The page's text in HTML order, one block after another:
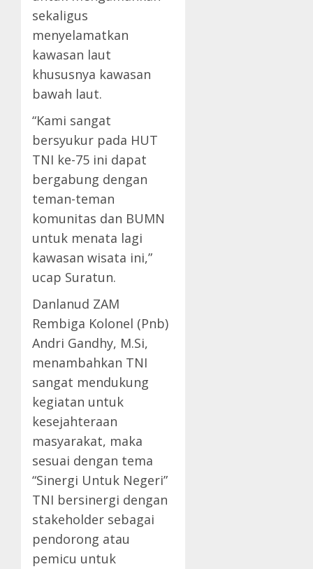
sekaligus
menyelamatkan
kawasan laut
khususnya kawasan
bawah laut.
“Kami sangat
bersyukur pada HUT
TNI ke-75 ini dapat
bergabung dengan
teman-teman
komunitas dan BUMN
untuk menata lagi
kawasan wisata ini,”
ucap Suratun.
Danlanud ZAM
Rembiga Kolonel (Pnb)
Andri Gandhy, M.Si,
menambahkan TNI
sangat mendukung
kegiatan untuk
kesejahteraan
masyarakat, maka
sesuai dengan tema
“Sinergi Untuk Negeri”
TNI bersinergi dengan
stakeholder sebagai
pendorong atau
pemicu untuk